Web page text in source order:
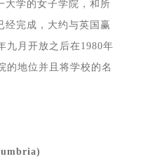
大学的女子学院，和所
经完成，大约与英国赢
九月开放之后在1980年
的地位并且将学校的名